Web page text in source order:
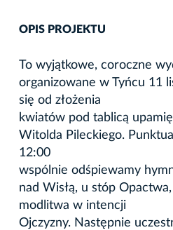
OPIS PROJEKTU
To wyjątkowe, coroczne
organizowane w Tyńcu 11
się od złożenia
kwiatów pod tablicą
Witolda Pileckiego.
12:00
wspólnie odśpiewamy
nad Wisłą, u stóp
modlitwa w intencji
Ojczyzny. Następnie